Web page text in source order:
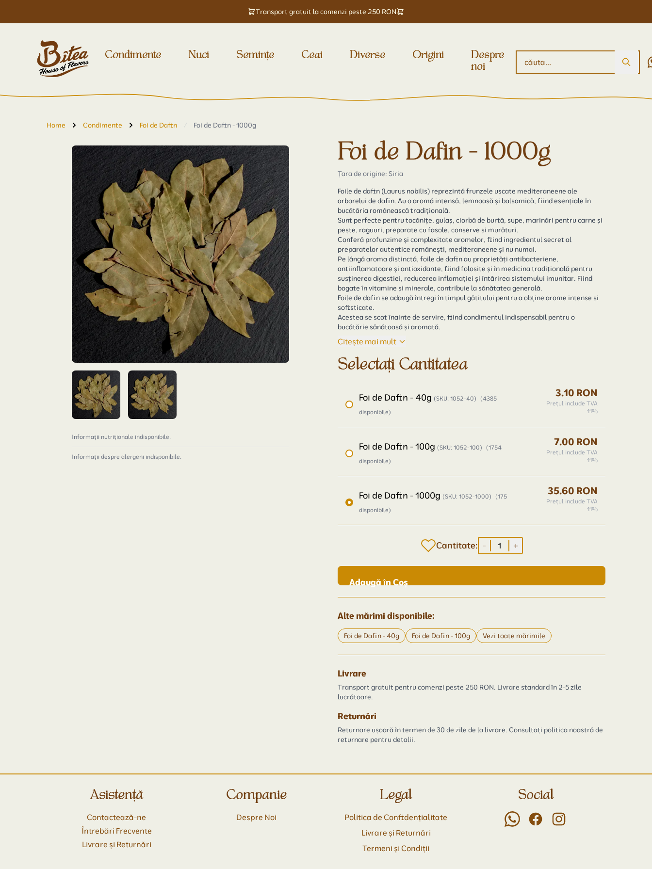
Transport gratuit la comenzi peste 250 RON
Condimente Nuci Semințe Ceai Diverse Origini
Despre
noi
Home Condimente Foi de Dafin / Foi de Dafin - 1000g
Informații nutriționale indisponibile.
Informații despre alergeni indisponibile.
Foi de Dafin - 1000g
Țara de origine: Siria
Foile de dafin (Laurus nobilis) reprezintă frunzele uscate mediteraneene ale
arborelui de dafin. Au o aromă intensă, lemnoasă și balsamică, fiind esențiale în
bucătăria românească tradițională.
Sunt perfecte pentru tocănițe, gulaș, ciorbă de burtă, supe, marinări pentru carne și
pește, raguuri, preparate cu fasole, conserve și murături.
Conferă profunzime și complexitate aromelor, fiind ingredientul secret al
preparatelor autentice românești, mediteraneene şi nu numai.
Pe lângă aroma distinctă, foile de dafin au proprietăți antibacteriene,
antiinflamatoare și antioxidante, fiind folosite și în medicina tradițională pentru
susținerea digestiei, reducerea inflamației și întărirea sistemului imunitar. Fiind
bogate în vitamine și minerale, contribuie la sănătatea generală.
Foile de dafin se adaugă întregi în timpul gătitului pentru a obține arome intense și
sofisticate.
Acestea se scot înainte de servire, fiind condimentul indispensabil pentru o
bucătărie sănătoasă și aromată.
Citește mai mult
Selectați Cantitatea
Foi de Dafin - 40g (SKU: 1052-40)
(4385
disponibile)
3.10 RON
Prețul include TVA
11%
Foi de Dafin - 100g (SKU: 1052-100)
(1754
disponibile)
7.00 RON
Prețul include TVA
11%
Foi de Dafin - 1000g (SKU: 1052-1000)
(175
disponibile)
35.60 RON
Prețul include TVA
11%
Cantitate: - +
Adaugă în Coș
Alte mărimi disponibile:
Foi de Dafin - 40g Foi de Dafin - 100g Vezi toate mărimile
Livrare
Transport gratuit pentru comenzi peste 250 RON. Livrare standard în 2-5 zile
lucrătoare.
Returnări
Returnare ușoară în termen de 30 de zile de la livrare. Consultați politica noastră de
returnare pentru detalii.
Asistență
Contactează-ne
Întrebări Frecvente
Livrare și Returnări
Companie
Despre Noi
Legal
Politica de Confidențialitate
Livrare și Returnări
Termeni și Condiții
Social